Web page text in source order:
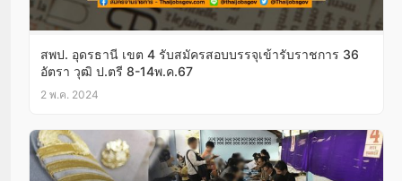
สพป. อุดรธานี เขต 4 รับสมัครสอบบรรจุเข้ารับราชการ 36
อัตรา วุฒิ ป.ตรี 8-14พ.ค.67
2 พ.ค. 2024